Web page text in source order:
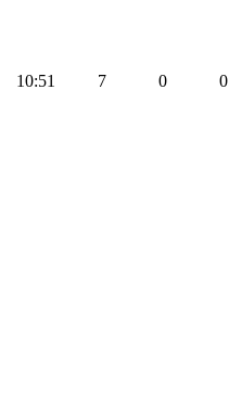
10:51 7 0 0